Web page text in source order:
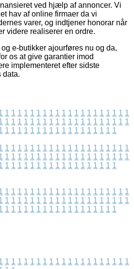
ved hjælp af annoncer. Vi
hav af online firmaer da vi
varer, og indtjener honorar når
videre realiserer en ordre.
e-butikker ajourføres nu og da,
os at give garantier imod
implementeret efter sidste
data.
1 1 1 1 1 1 1 1 1 1 1 1 1 1 1 1 1 1 1 1
1 1 1 1 1 1 1 1 1 1 1 1 1 1 1 1 1 1 1 1
1 1 1 1 1 1 1 1 1 1 1 1 1 1 1 1 1 1
1 1 1 1 1 1 1 1 1 1 1 1 1 1 1 1 1 1 1 1
1 1 1 1 1 1 1 1 1 1 1 1 1 1 1 1 1 1 1 1
1 1 1 1 1 1 1 1 1 1 1 1 1 1 1 1 1 1
1 1 1 1 1 1 1 1 1 1 1 1 1 1 1 1 1 1 1 1
1 1 1 1 1 1 1 1 1 1 1 1 1 1 1 1 1 1 1 1
1 1 1 1 1 1 1 1 1 1 1 1 1 1 1 1 1 1
1 1 1 1 1 1 1 1 1 1 1 1 1 1 1 1 1 1 1 1